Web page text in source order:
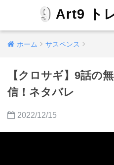
Art9 ト
ホーム サスペンス
【クロサギ】9話の
信！ネタバレ
2022/12/15